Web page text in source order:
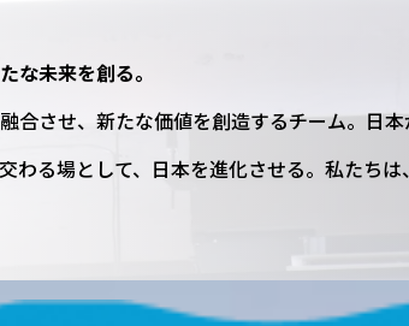
な未来を創る。
合させ、新たな価値を創造するチーム。日
わる場として、日本を進化させる。私たち